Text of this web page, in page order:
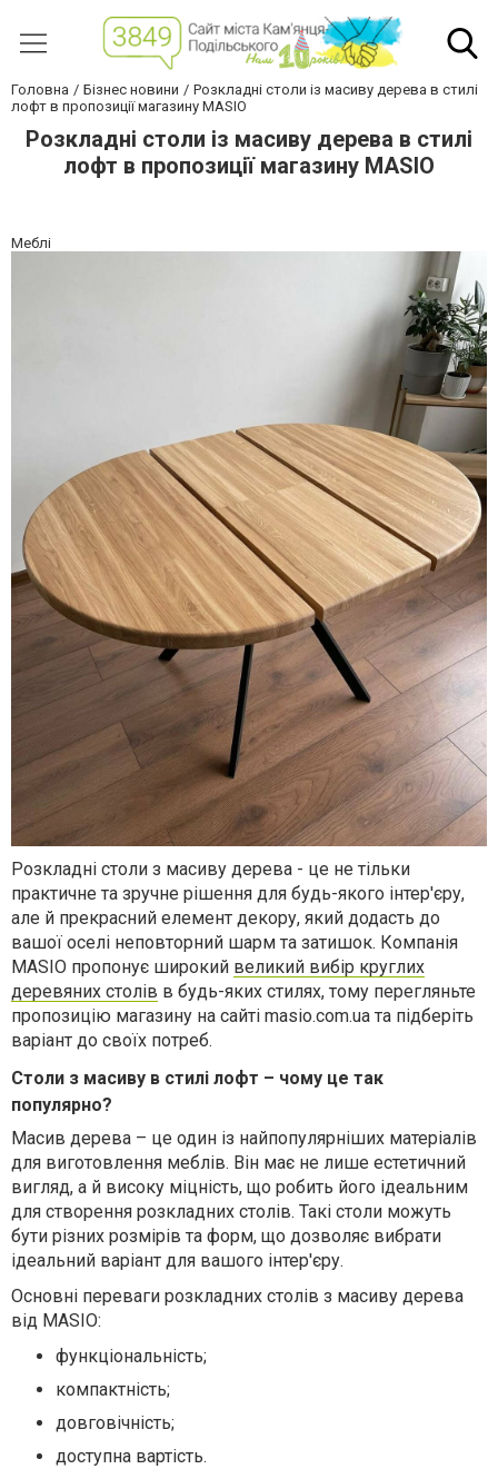
Головна Бізнес новини
Розкладні столи із масиву дерева в стилі
лофт в пропозиції магазину MASIO
Розкладні столи із масиву дерева в стилі
лофт в пропозиції магазину MASIO
Меблі
Розкладні столи з масиву дерева - це не тільки
практичне та зручне рішення для будь-якого інтер'єру,
але й прекрасний елемент декору, який додасть до
вашої оселі неповторний шарм та затишок. Компанія
MASIO пропонує широкий великий вибір круглих
деревяних столів в будь-яких стилях, тому перегляньте
пропозицію магазину на сайті masio.com.ua та підберіть
варіант до своїх потреб.
Столи з масиву в стилі лофт – чому це так
популярно?
Масив дерева – це один із найпопулярніших матеріалів
для виготовлення меблів. Він має не лише естетичний
вигляд, а й високу міцність, що робить його ідеальним
для створення розкладних столів. Такі столи можуть
бути різних розмірів та форм, що дозволяє вибрати
ідеальний варіант для вашого інтер'єру.
Основні переваги розкладних столів з масиву дерева
від MASIO:
функціональність;
компактність;
довговічність;
доступна вартість.